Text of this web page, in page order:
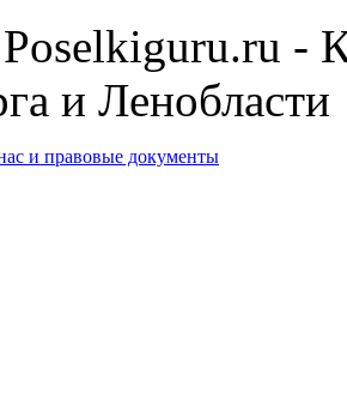
-
и Ленобласти
и правовые документы